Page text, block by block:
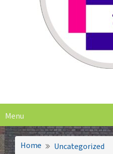
Menu
Home
Uncategorized